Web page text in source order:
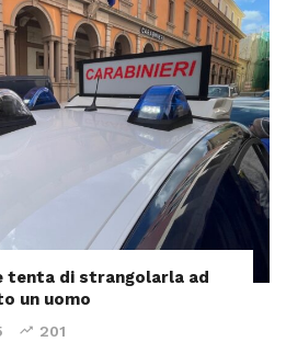
tenta di strangolarla ad
un uomo
201